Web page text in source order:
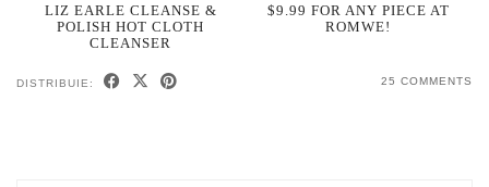
LIZ EARLE CLEANSE &
POLISH HOT CLOTH
CLEANSER
$9.99 FOR ANY PIECE AT
ROMWE!
DISTRIBUIE: 25 COMMENTS